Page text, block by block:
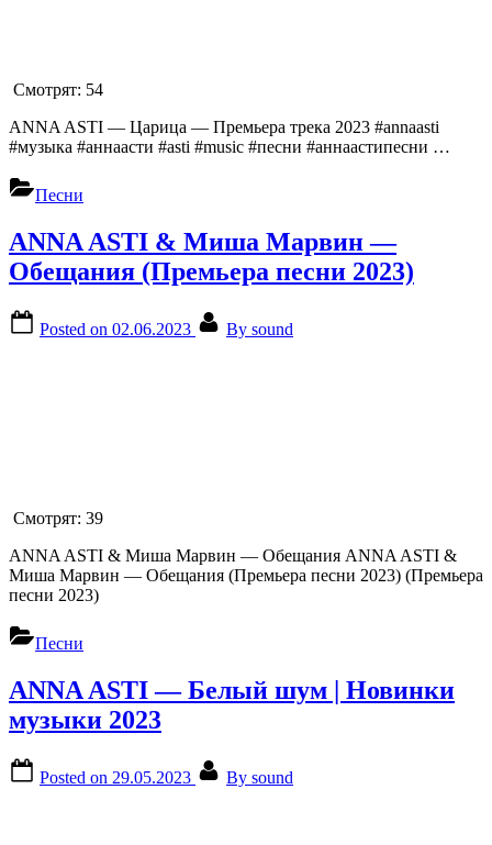
Смотрят: 54
ANNA ASTI — Царица — Премьера трека 2023 #annaasti
#музыка #аннаасти #asti #music #песни #аннаастипесни …
Песни
ANNA ASTI & Миша Марвин —
Обещания (Премьера песни 2023)
Posted on 02.06.2023 By sound
Смотрят: 39
ANNA ASTI & Миша Марвин — Обещания ANNA ASTI &
Миша Марвин — Обещания (Премьера песни 2023) (Премьера
песни 2023)
Песни
ANNA ASTI — Белый шум | Новинки
музыки 2023
Posted on 29.05.2023 By sound